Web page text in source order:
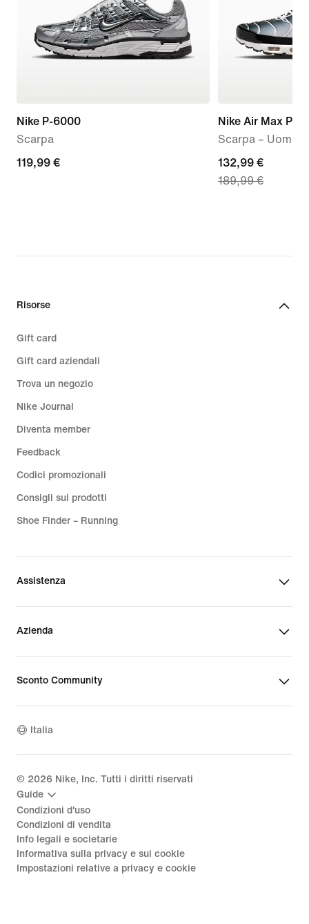
Nike P-6000
Scarpa
119,99
119,99 €
Nike Air Max Plus
Scarpa – Uomo
current
price
price
132,99 €
189,99 €
Risorse
Gift card
Gift card aziendali
Trova un negozio
Nike Journal
Diventa member
Feedback
Codici promozionali
Consigli sui prodotti
Shoe Finder – Running
Assistenza
Azienda
Sconto Community
Italia
© 2026 Nike, Inc. Tutti i diritti riservati
Guide
Condizioni d'uso
Condizioni di vendita
Info legali e societarie
Informativa sulla privacy e sui cookie
Impostazioni relative a privacy e cookie